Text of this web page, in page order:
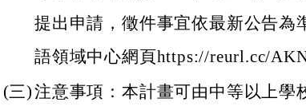
提出申請，徵件事宜依最新公告為
語領域中心網頁https://reurl.cc/
(三)注意事項：本計畫可由中等以上學